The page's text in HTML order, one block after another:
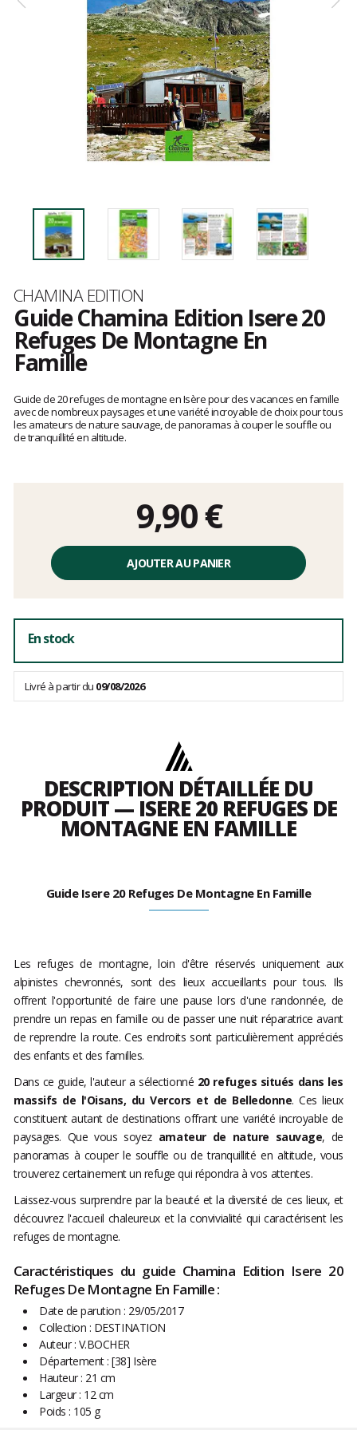
Marque
CHAMINA EDITION
Guide Chamina Edition Isere 20
Refuges De Montagne En
Famille
avis
clients
Guide de 20 refuges de montagne en Isère pour des vacances en famille
avec de nombreux paysages et une variété incroyable de choix pour tous
les amateurs de nature sauvage, de panoramas à couper le souffle ou
de tranquillité en altitude.
9,90 €
unitaire,
AJOUTER AU PANIER
En stock
Livré à partir du 09/08/2026
DESCRIPTION DÉTAILLÉE DU
PRODUIT — ISERE 20 REFUGES DE
MONTAGNE EN FAMILLE
Guide Isere 20 Refuges De Montagne En Famille
Les refuges de montagne, loin d'être réservés uniquement aux
alpinistes chevronnés, sont des lieux accueillants pour tous. Ils
offrent l'opportunité de faire une pause lors d'une randonnée, de
prendre un repas en famille ou de passer une nuit réparatrice avant
de reprendre la route. Ces endroits sont particulièrement appréciés
des enfants et des familles.
Dans ce guide, l'auteur a sélectionné 20 refuges situés dans les
massifs de l'Oisans, du Vercors et de Belledonne. Ces lieux
constituent autant de destinations offrant une variété incroyable de
paysages. Que vous soyez amateur de nature sauvage, de
panoramas à couper le souffle ou de tranquillité en altitude, vous
trouverez certainement un refuge qui répondra à vos attentes.
Laissez-vous surprendre par la beauté et la diversité de ces lieux, et
découvrez l'accueil chaleureux et la convivialité qui caractérisent les
refuges de montagne.
Caractéristiques du guide Chamina Edition Isere 20
Refuges De Montagne En Famille :
Date de parution : 29/05/2017
Collection : DESTINATION
Auteur : V.BOCHER
Département : [38] Isère
Hauteur : 21 cm
Largeur : 12 cm
Poids : 105 g